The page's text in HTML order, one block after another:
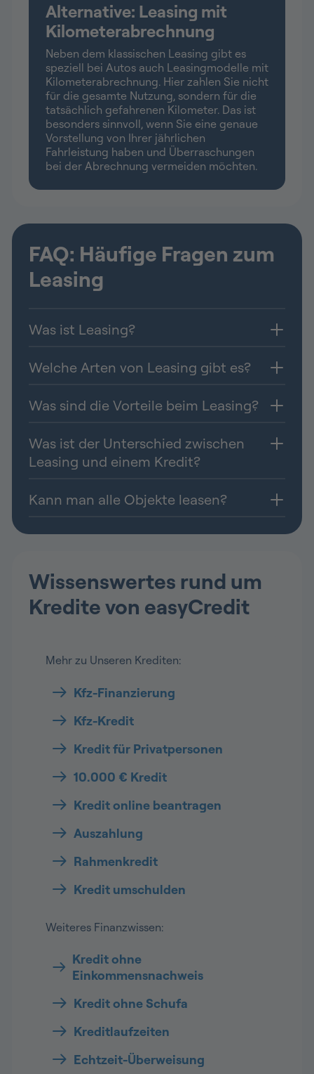
Alternative: Leasing mit
Kilometerabrechnung
Neben dem klassischen Leasing gibt es
speziell bei Autos auch Leasingmodelle mit
Kilometerabrechnung. Hier zahlen Sie nicht
für die gesamte Nutzung, sondern für die
tatsächlich gefahrenen Kilometer. Das ist
besonders sinnvoll, wenn Sie eine genaue
Vorstellung von Ihrer jährlichen
Fahrleistung haben und Überraschungen
bei der Abrechnung vermeiden möchten.
FAQ: Häufige Fragen zum
Leasing
Was ist Leasing?
Welche Arten von Leasing gibt es?
Was sind die Vorteile beim Leasing?
Was ist der Unterschied zwischen
Leasing und einem Kredit?
Kann man alle Objekte leasen?
Wissenswertes rund um
Kredite von easyCredit
Mehr zu Unseren Krediten:
Kfz-Finanzierung
Kfz-Kredit
Kredit für Privatpersonen
10.000 € Kredit
Kredit online beantragen
Auszahlung
Rahmenkredit
Kredit umschulden
Weiteres Finanzwissen:
Kredit ohne
Einkommensnachweis
Kredit ohne Schufa
Kreditlaufzeiten
Echtzeit-Überweisung